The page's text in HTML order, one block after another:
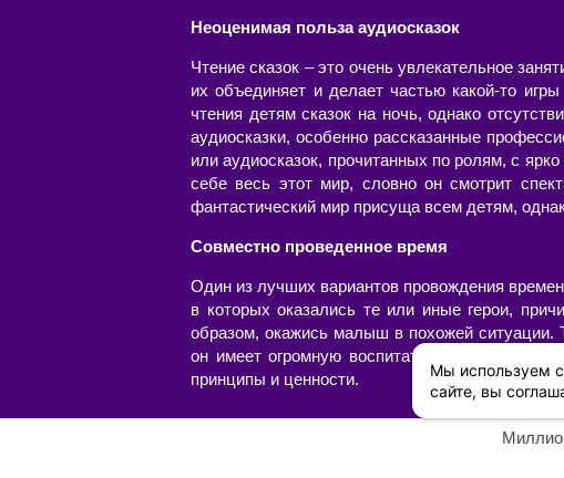
Неоценимая польза аудиосказок
Чтение сказок – это очень увлекательное
их объединяет и делает частью какой-то
чтения детям сказок на ночь, однако
аудиосказки, особенно рассказанные
или аудиосказок, прочитанных по ролям, с
себе весь этот мир, словно он смотрит
фантастический мир присуща всем детям,
Совместно проведенное время
Один из лучших вариантов провождения
в которых оказались те или иные герои,
образом, окажись малыш в похожей ситуации.
он имеет огромную воспитательную
принципы и ценности.
Мы используем
сайте, вы